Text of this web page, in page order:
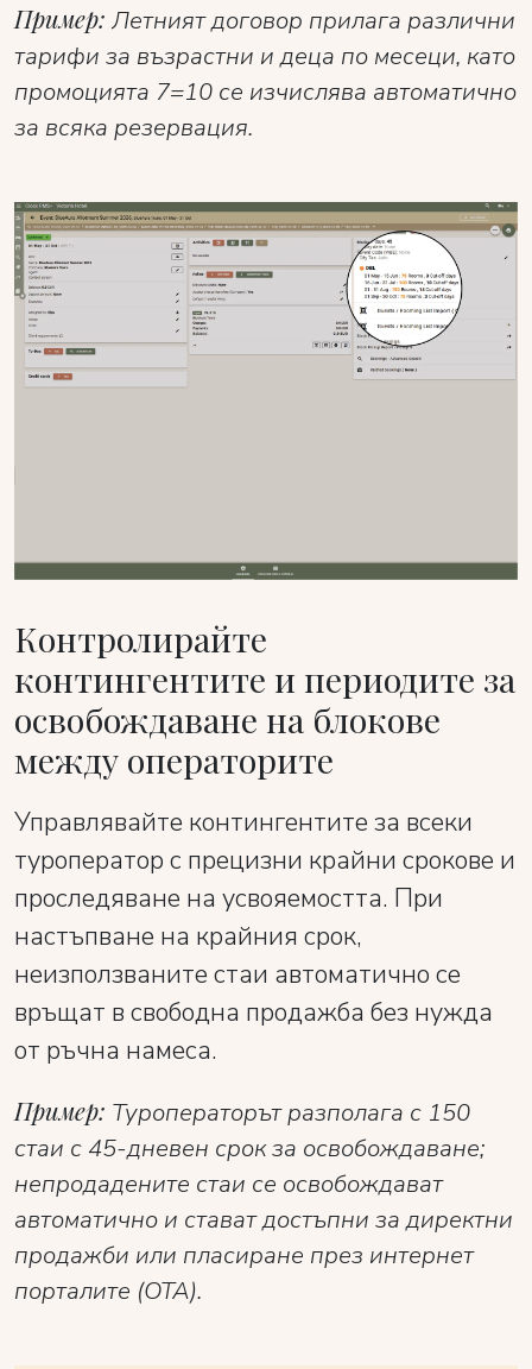
Пример: Летният договор прилага различни
тарифи за възрастни и деца по месеци, като
промоцията 7=10 се изчислява автоматично
за всяка резервация.
Контролирайте
контингентите и периодите за
освобождаване на блокове
между операторите
Управлявайте контингентите за всеки
туроператор с прецизни крайни срокове и
проследяване на усвояемостта. При
настъпване на крайния срок,
неизползваните стаи автоматично се
връщат в свободна продажба без нужда
от ръчна намеса.
Пример: Туроператорът разполага с 150
стаи с 45-дневен срок за освобождаване;
непродадените стаи се освобождават
автоматично и стават достъпни за директни
продажби или пласиране през интернет
порталите (OTA).